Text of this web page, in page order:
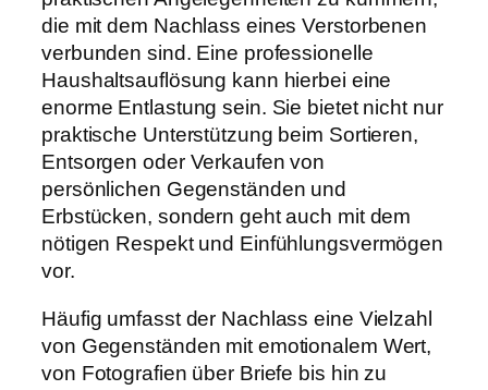
die mit dem Nachlass eines Verstorbenen
verbunden sind. Eine professionelle
Haushaltsauflösung kann hierbei eine
enorme Entlastung sein. Sie bietet nicht nur
praktische Unterstützung beim Sortieren,
Entsorgen oder Verkaufen von
persönlichen Gegenständen und
Erbstücken, sondern geht auch mit dem
nötigen Respekt und Einfühlungsvermögen
vor.
Häufig umfasst der Nachlass eine Vielzahl
von Gegenständen mit emotionalem Wert,
von Fotografien über Briefe bis hin zu